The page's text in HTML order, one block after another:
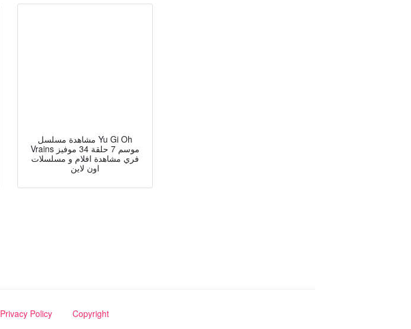
مشاهدة مسلسل Yu Gi Oh
Vrains موسم 7 حلقة 34 موفيز
فري مشاهدة افلام و مسلسلات
اون لاين
Privacy Policy Copyright